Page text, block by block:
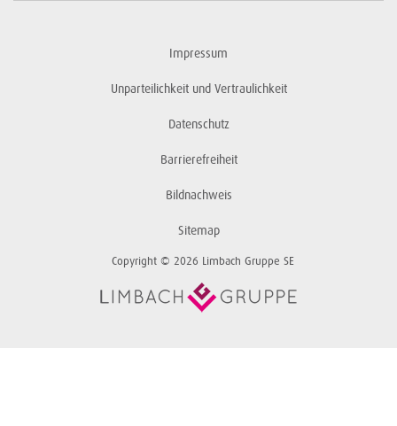
Impressum
Unparteilichkeit und Vertraulichkeit
Datenschutz
Barrierefreiheit
Bildnachweis
Sitemap
Copyright © 2026 Limbach Gruppe SE